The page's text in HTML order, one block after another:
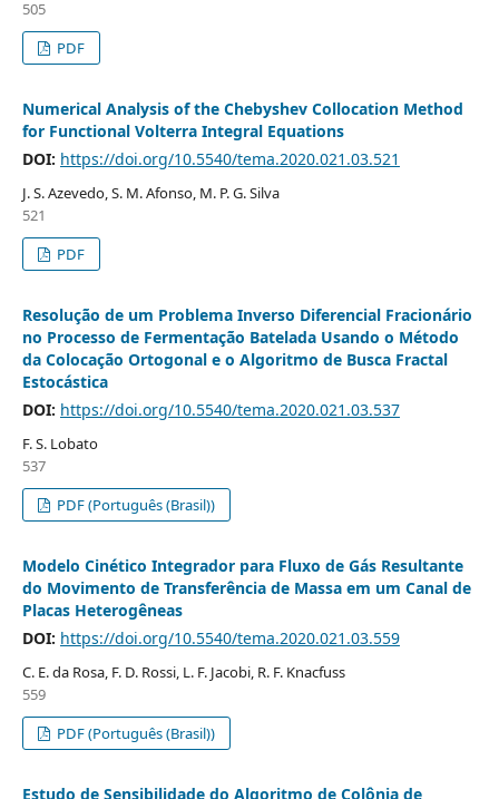
505
PDF
Numerical Analysis of the Chebyshev Collocation Method
for Functional Volterra Integral Equations
DOI: https://doi.org/10.5540/tema.2020.021.03.521
J. S. Azevedo, S. M. Afonso, M. P. G. Silva
521
PDF
Resolução de um Problema Inverso Diferencial Fracionário
no Processo de Fermentação Batelada Usando o Método
da Colocação Ortogonal e o Algoritmo de Busca Fractal
Estocástica
DOI: https://doi.org/10.5540/tema.2020.021.03.537
F. S. Lobato
537
PDF (Português (Brasil))
Modelo Cinético Integrador para Fluxo de Gás Resultante
do Movimento de Transferência de Massa em um Canal de
Placas Heterogêneas
DOI: https://doi.org/10.5540/tema.2020.021.03.559
C. E. da Rosa, F. D. Rossi, L. F. Jacobi, R. F. Knacfuss
559
PDF (Português (Brasil))
Estudo de Sensibilidade do Algoritmo de Colônia de